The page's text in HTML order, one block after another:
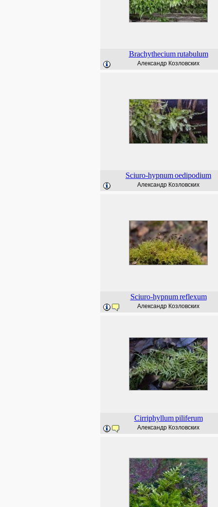
Brachythecium rutabulum
Александр Козловских
Sciuro-hypnumoedipodium
Александр Козловских
Sciuro-hypnum reflexum
Александр Козловских
Cirriphyllum piliferum
Александр Козловских